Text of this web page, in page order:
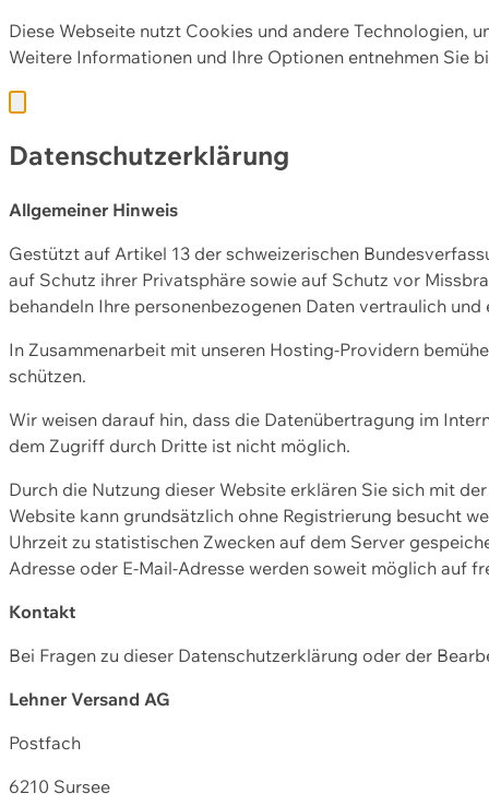
Diese Webseite nutzt Cookies und andere Technologien,
Weitere Informationen und Ihre Optionen entnehmen Sie
Datenschutzerklärung
Allgemeiner Hinweis
Gestützt auf Artikel 13 der schweizerischen
auf Schutz ihrer Privatsphäre sowie auf Schutz vor
behandeln Ihre personenbezogenen Daten vertraulich
In Zusammenarbeit mit unseren Hosting-Providern
schützen.
Wir weisen darauf hin, dass die Datenübertragung im
dem Zugriff durch Dritte ist nicht möglich.
Durch die Nutzung dieser Website erklären Sie sich mit
Website kann grundsätzlich ohne Registrierung besucht
Uhrzeit zu statistischen Zwecken auf dem Server
Adresse oder E-Mail-Adresse werden soweit möglich auf
Kontakt
Bei Fragen zu dieser Datenschutzerklärung oder der
Lehner Versand AG
Postfach
6210 Sursee